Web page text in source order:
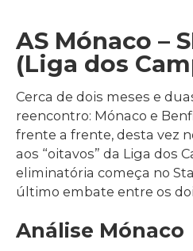
AS Mónaco –
(Liga dos
Cerca de dois meses e
reencontro: Mónaco e
frente a frente, desta vez
aos “oitavos” da Liga dos
eliminatória começa no
último embate entre os
Análise Mónaco